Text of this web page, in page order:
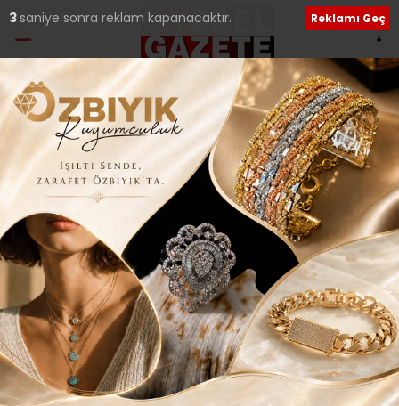
Ana Sayfa›Genel
24 TEMMUZ GAZETECİLER
VE BASIN GÜNÜ KUTLU
OLSUN…
Giriş: 24-07-2017 12:25 312 Genel İLÇELERDEN HABERLER
2 saniye sonra reklam kapanacaktır. Reklamı Geç